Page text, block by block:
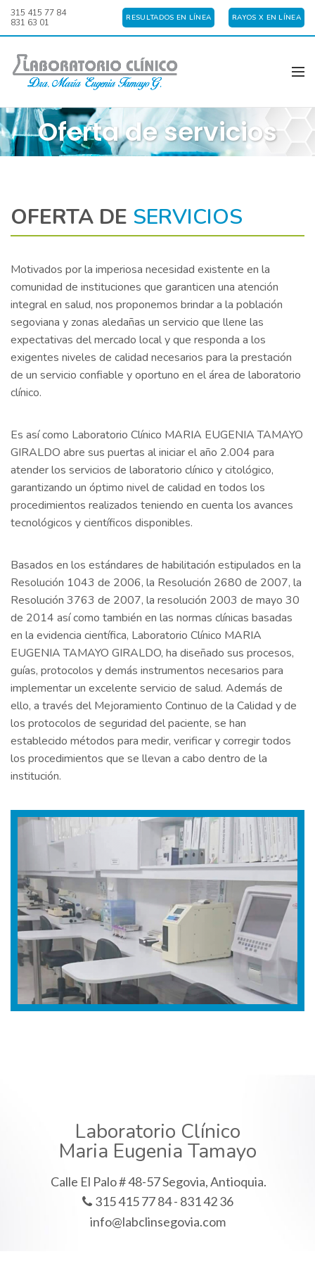
315 415 77 84
831 63 01
RESULTADOS EN LÍNEA RAYOS X EN LÍNEA
Oferta de servicios
OFERTA DE SERVICIOS
Motivados por la imperiosa necesidad existente en la
comunidad de instituciones que garanticen una atención
integral en salud, nos proponemos brindar a la población
segoviana y zonas aledañas un servicio que llene las
expectativas del mercado local y que responda a los
exigentes niveles de calidad necesarios para la prestación
de un servicio confiable y oportuno en el área de laboratorio
clínico.
Es así como Laboratorio Clínico MARIA EUGENIA TAMAYO
GIRALDO abre sus puertas al iniciar el año 2.004 para
atender los servicios de laboratorio clínico y citológico,
garantizando un óptimo nivel de calidad en todos los
procedimientos realizados teniendo en cuenta los avances
tecnológicos y científicos disponibles.
Basados en los estándares de habilitación estipulados en la
Resolución 1043 de 2006, la Resolución 2680 de 2007, la
Resolución 3763 de 2007, la resolución 2003 de mayo 30
de 2014 así como también en las normas clínicas basadas
en la evidencia científica, Laboratorio Clínico MARIA
EUGENIA TAMAYO GIRALDO, ha diseñado sus procesos,
guías, protocolos y demás instrumentos necesarios para
implementar un excelente servicio de salud. Además de
ello, a través del Mejoramiento Continuo de la Calidad y de
los protocolos de seguridad del paciente, se han
establecido métodos para medir, verificar y corregir todos
los procedimientos que se llevan a cabo dentro de la
institución.
Laboratorio Clínico
Maria Eugenia Tamayo
Calle El Palo # 48-57 Segovia, Antioquia.
315 415 77 84 - 831 42 36
info@labclinsegovia.com